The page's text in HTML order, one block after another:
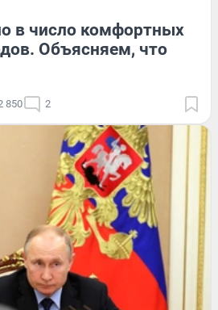
в число комфортных
Объясняем, что
850 2